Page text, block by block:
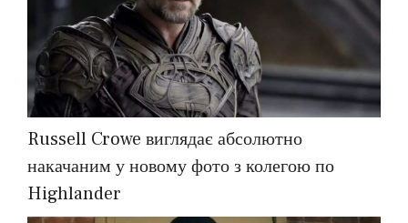
Russell Crowe виглядає абсолютно
накачаним у новому фото з колегою по
Highlander